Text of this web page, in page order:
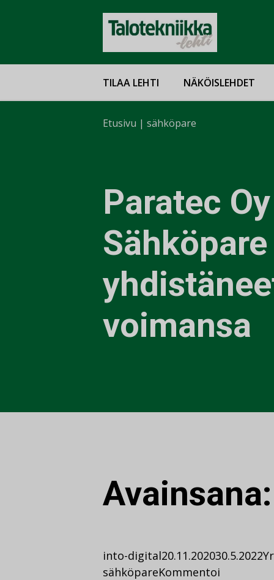
TILAA LEHTI NÄKÖISLEHDET
Etusivu | sähköpare
Paratec
voimansa
into-digital20.11.202030.5.2022
sähköpareKommentoi